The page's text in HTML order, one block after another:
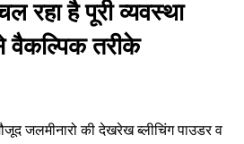
रहा है पूरी व्यवस्था
तरीके
जलमीनारो की देखरेख ब्लीचिंग पाउडर व